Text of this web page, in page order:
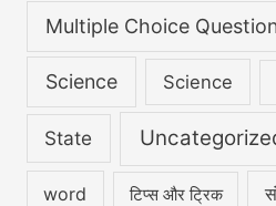
Multiple Choice Question
Science Science
State
word टिप्स और ट्रिक